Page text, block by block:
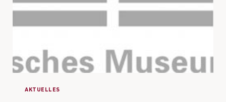
AKTUELLES